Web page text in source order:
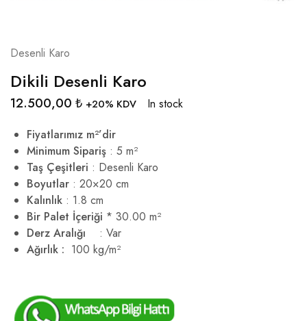
Desenli Karo
Dikili Desenli Karo
12.500,00 ₺ +20% KDV
In stock
Fiyatlarımız m²’dir
Minimum Sipariş : 5 m²
Taş Çeşitleri : Desenli Karo
Boyutlar : 20×20 cm
Kalınlık : 1.8 cm
Bir Palet İçeriği * 30.00 m²
Derz Aralığı
: Var
Ağırlık : 100 kg/m²